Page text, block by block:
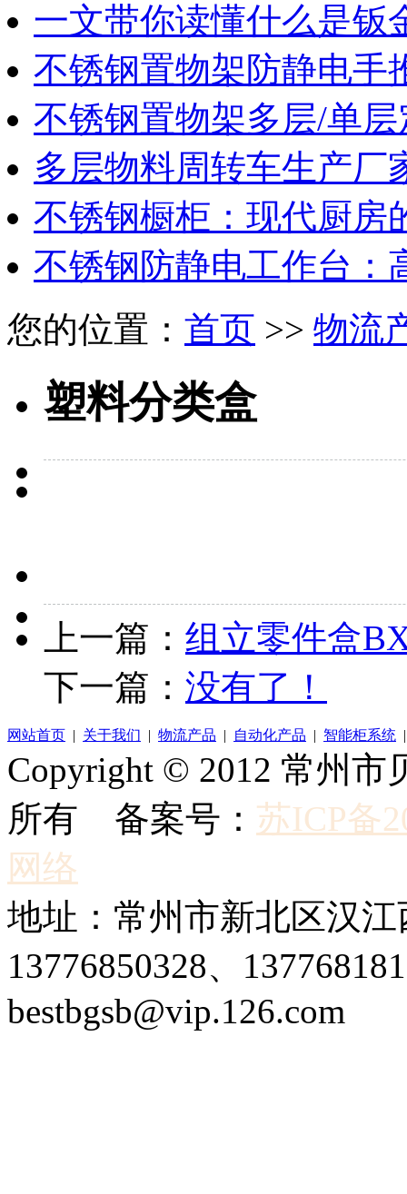
一文带你读懂什么是钣
不锈钢置物架防静电手
不锈钢置物架多层/单
多层物料周转车生产厂
不锈钢橱柜：现代厨房
不锈钢防静电工作台：
您的位置： 首页 >> 物流
塑料分类盒
上一篇： 组立零件盒
下一篇： 没有了！
网站首页 | 关于我们 | 物流产品 | 自动化产品 | 智能柜系统
Copyright © 2012 常州
所有 备案号： 苏ICP备
网络
地址：常州市新北区汉
13776850328、
bestbgsb@vip.126.com